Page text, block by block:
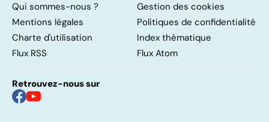
Qui sommes-nous ?
Gestion des cookies
Mentions légales
Politiques de confidentialité
Charte d'utilisation
Index thématique
Flux RSS
Flux Atom
Retrouvez-nous sur